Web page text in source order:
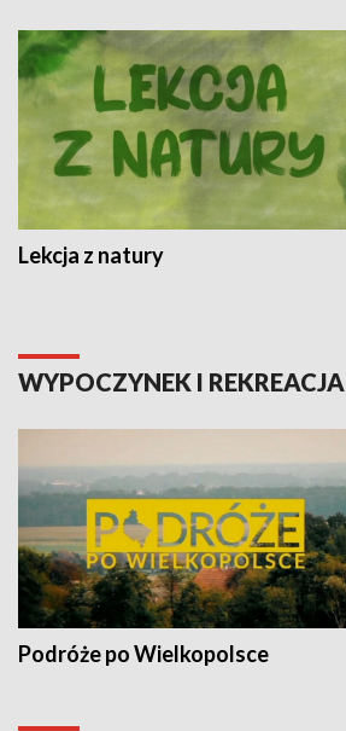
Lekcja z natury
WYPOCZYNEK I REKREACJA
Podróże po Wielkopolsce